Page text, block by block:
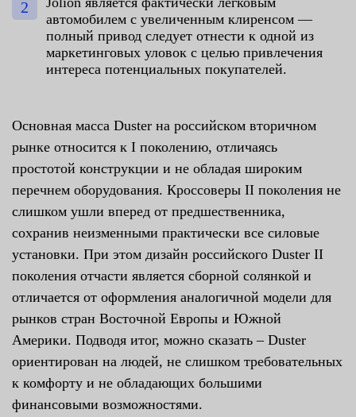
автомобилем с увеличенным клиренсом —
полный привод следует отнести к одной из
маркетинговых уловок с целью привлечения
интереса потенциальных покупателей.
Основная масса Duster на российском вторичном
рынке относится к I поколению, отличаясь
простотой конструкции и не обладая широким
перечнем оборудования. Кроссоверы II поколения не
слишком ушли вперед от предшественника,
сохранив неизменными практически все силовые
установки. При этом дизайн российского Duster II
поколения отчасти является сборной солянкой и
отличается от оформления аналогичной модели для
рынков стран Восточной Европы и Южной
Америки. Подводя итог, можно сказать – Duster
ориентирован на людей, не слишком требовательных
к комфорту и не обладающих большими
финансовыми возможностями.